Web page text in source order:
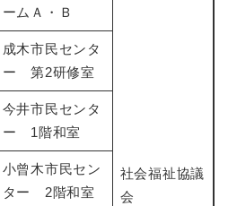
ームＡ・Ｂ
社会福祉協議
会
成木市民センタ
ー 第2研修室
今井市民センタ
ー 1階和室
小曾木市民セン
ター 2階和室